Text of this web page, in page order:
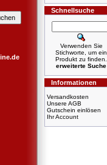
Schnellsuche
Verwenden Sie
Stichworte, um ein
Produkt zu finden.
erweiterte Suche
Informationen
Versandkosten
Unsere AGB
Gutschein einlösen
Ihr Account